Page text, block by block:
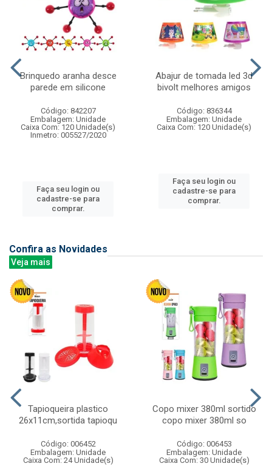
Brinquedo aranha desce
parede em silicone
Código: 842207
Embalagem: Unidade
Caixa Com: 120 Unidade(s)
Inmetro: 005527/2020
Faça seu login ou
cadastre-se para
comprar.
Abajur de tomada led 3d
bivolt melhores amigos
Código: 836344
Embalagem: Unidade
Caixa Com: 120 Unidade(s)
Faça seu login ou
cadastre-se para
comprar.
Confira as Novidades
Veja mais
Tapioqueira plastico
26x11cm,sortida tapioqu
Código: 006452
Embalagem: Unidade
Caixa Com: 24 Unidade(s)
Copo mixer 380ml sortido
copo mixer 380ml so
Código: 006453
Embalagem: Unidade
Caixa Com: 30 Unidade(s)